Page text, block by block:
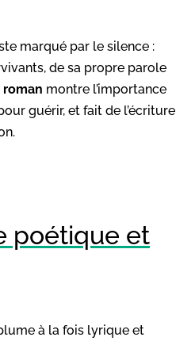
marqué par le silence :
de sa propre parole
roman montre l’importance
guérir, et fait de l’écriture
poétique et
à la fois lyrique et